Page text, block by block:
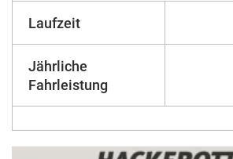
Laufzeit
Jährliche
Fahrleistung